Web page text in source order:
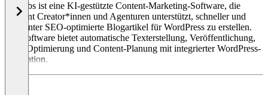
Postlabs ist eine KI-gestützte Content-Marketing-Software, die
Content Creator*innen und Agenturen unterstützt, schneller und
effizienter SEO-optimierte Blogartikel für WordPress zu erstellen.
Die Software bietet automatische Texterstellung, Veröffentlichung,
SEO-Optimierung und Content-Planung mit integrierter WordPress-
Integration.